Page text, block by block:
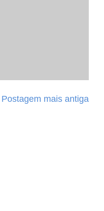
Postagem mais antiga